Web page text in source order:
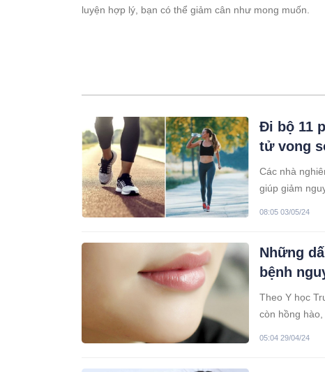
luyện hợp lý, bạn có thể giảm cân như mong muốn.
Đi bộ 11
tử vong
Các nhà
giúp giảm
08:05 03/05/24
Những
bệnh
Theo Y học
còn hồng
05:04 29/04/24